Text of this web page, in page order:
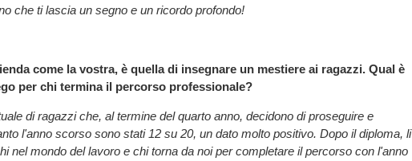
che ti lascia un segno e un ricordo profondo!
come la vostra, è quella di insegnare un mestiere ai ragazzi. Qual è
per chi termina il percorso professionale?
di ragazzi che, al termine del quarto anno, decidono di proseguire e
l'anno scorso sono stati 12 su 20, un dato molto positivo. Dopo il diploma, li
nel mondo del lavoro e chi torna da noi per completare il percorso con l'anno